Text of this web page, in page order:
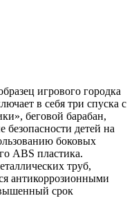
игрового городка
в себя три спуска с
беговой барабан,
безопасности детей на
боковых
АBS пластика.
труб,
антикоррозионными
срок